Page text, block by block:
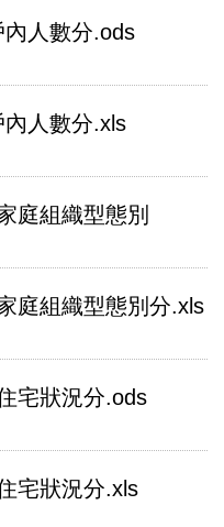
人數分.ods
人數分.xls
庭組織型態別
庭組織型態別分.xls
宅狀況分.ods
宅狀況分.xls